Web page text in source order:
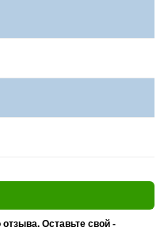
Оставьте свой -